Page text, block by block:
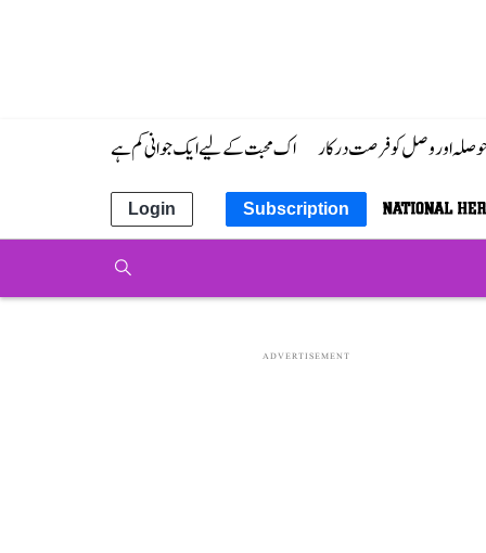
حوصلہ اور وصل کو فرصت درکار اک محبت کے لیے ایک جوانی کم ہے
Subscription
Login
ADVERTISEMENT